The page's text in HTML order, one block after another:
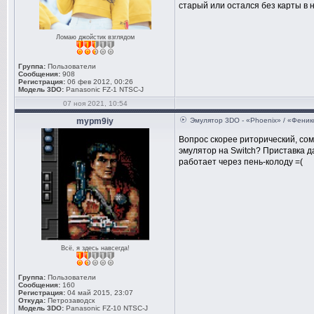
Ломаю джойстик взглядом
Группа: Пользователи
Сообщения: 908
Регистрация: 06 фев 2012, 00:26
Модель 3DO: Panasonic FZ-1 NTSC-J
старый или остался без карты в
07 ноя 2021, 10:54
mypm9iy
Всё, я здесь навсегда!
Группа: Пользователи
Сообщения: 160
Регистрация: 04 май 2015, 23:07
Откуда: Петрозаводск
Модель 3DO: Panasonic FZ-10 NTSC-J
Эмулятор 3DO - «Phoenix» /
Вопрос скорее риторический,
эмулятор на Switch? Приставка
работает через пень-колоду =(